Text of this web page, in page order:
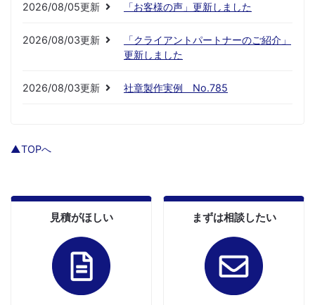
2026/08/05更新 「お客様の声」更新しました
2026/08/03更新
「クライアントパートナーのご紹介」
更新しました
2026/08/03更新 社章製作実例 No.785
▲TOPへ
見積がほしい まずは相談したい